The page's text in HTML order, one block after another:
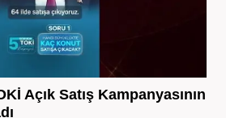
Açık Satış Kampanyasının